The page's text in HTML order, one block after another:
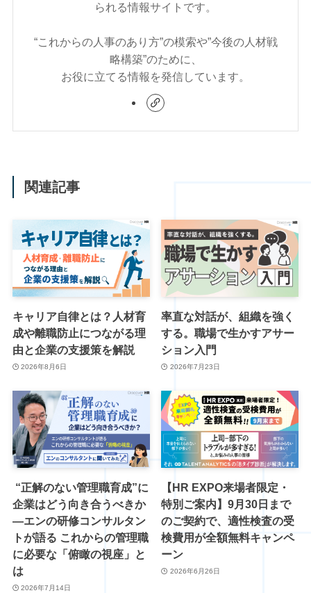
られる情報サイトです。
“これからの人事のあり方”の模索や”今後の人材戦
略構築”のために、
お役に立てる情報を発信しています。
関連記事
キャリア自律とは？人材育
成や離職防止につながる理
由と企業の支援策を解説
2026年8月6日
率直な対話が、組織を強く
する。職場で生かすアサー
ション入門
2026年7月23日
“正解のない管理職育成”に
企業はどう向き合うべきか
―エンの研修コンサルタン
トが語る これからの管理職
に必要な「俯瞰の視座」と
は
2026年7月14日
【HR EXPO来場者限定・
特別ご案内】9月30日まで
のご契約で、適性検査の受
検費用が全額無料キャンペ
ーン
2026年6月26日